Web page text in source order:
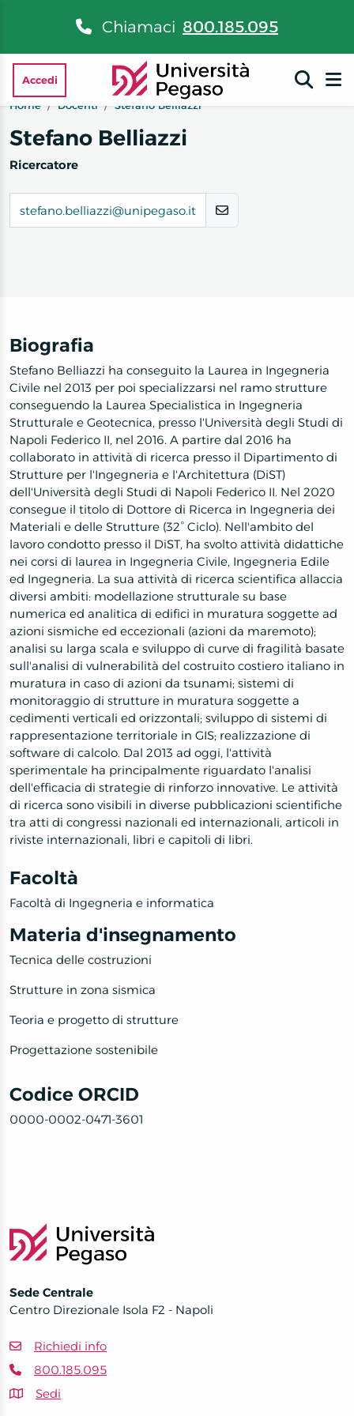
Chiamaci 800.185.095
Accedi
Home
Docenti Stefano Belliazzi
Stefano Belliazzi
Ricercatore
stefano.belliazzi@unipegaso.it
Biografia
Stefano Belliazzi ha conseguito la Laurea in Ingegneria
Civile nel 2013 per poi specializzarsi nel ramo strutture
conseguendo la Laurea Specialistica in Ingegneria
Strutturale e Geotecnica, presso l'Università degli Studi di
Napoli Federico II, nel 2016. A partire dal 2016 ha
collaborato in attività di ricerca presso il Dipartimento di
Strutture per l'Ingegneria e l'Architettura (DiST)
dell'Università degli Studi di Napoli Federico II. Nel 2020
consegue il titolo di Dottore di Ricerca in Ingegneria dei
Materiali e delle Strutture (32° Ciclo). Nell'ambito del
lavoro condotto presso il DiST, ha svolto attività didattiche
nei corsi di laurea in Ingegneria Civile, Ingegneria Edile
ed Ingegneria. La sua attività di ricerca scientifica allaccia
diversi ambiti: modellazione strutturale su base
numerica ed analitica di edifici in muratura soggette ad
azioni sismiche ed eccezionali (azioni da maremoto);
analisi su larga scala e sviluppo di curve di fragilità basate
sull'analisi di vulnerabilità del costruito costiero italiano in
muratura in caso di azioni da tsunami; sistemi di
monitoraggio di strutture in muratura soggette a
cedimenti verticali ed orizzontali; sviluppo di sistemi di
rappresentazione territoriale in GIS; realizzazione di
software di calcolo. Dal 2013 ad oggi, l'attività
sperimentale ha principalmente riguardato l'analisi
dell'efficacia di strategie di rinforzo innovative. Le attività
di ricerca sono visibili in diverse pubblicazioni scientifiche
tra atti di congressi nazionali ed internazionali, articoli in
riviste internazionali, libri e capitoli di libri.
Facoltà
Facoltà di Ingegneria e informatica
Materia d'insegnamento
Tecnica delle costruzioni
Strutture in zona sismica
Teoria e progetto di strutture
Progettazione sostenibile
Codice ORCID
0000-0002-0471-3601
Sede Centrale
Centro Direzionale Isola F2 - Napoli
Richiedi info
800.185.095
Sedi